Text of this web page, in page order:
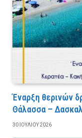
Έναρξη θερινών
Θάλασσα –
30 ΙΟΥΛΊΟΥ 2026